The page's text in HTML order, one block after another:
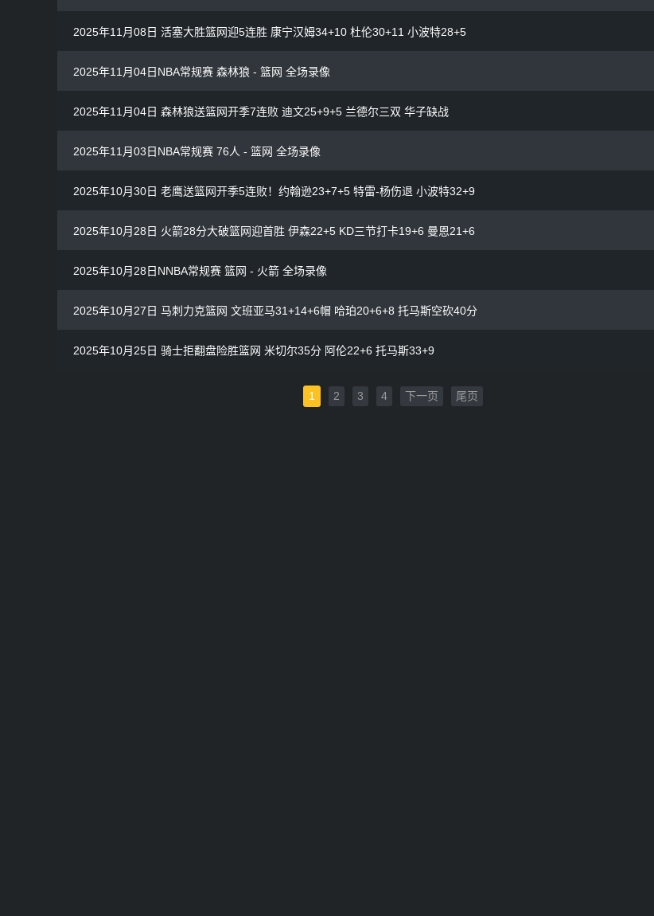
2025年11月08日 活塞大胜篮网迎5连胜 康宁汉姆34+10 杜伦30+11 小波特28+5
2025年11月04日NBA常规赛 森林狼 - 篮网 全场录像
2025年11月04日 森林狼送篮网开季7连败 迪文25+9+5 兰德尔三双 华子缺战
2025年11月03日NBA常规赛 76人 - 篮网 全场录像
2025年10月30日 老鹰送篮网开季5连败！约翰逊23+7+5 特雷-杨伤退 小波特32+9
2025年10月28日 火箭28分大破篮网迎首胜 伊森22+5 KD三节打卡19+6 曼恩21+6
2025年10月28日NNBA常规赛 篮网 - 火箭 全场录像
2025年10月27日 马刺力克篮网 文班亚马31+14+6帽 哈珀20+6+8 托马斯空砍40分
2025年10月25日 骑士拒翻盘险胜篮网 米切尔35分 阿伦22+6 托马斯33+9
1 2 3 4 下一页 尾页